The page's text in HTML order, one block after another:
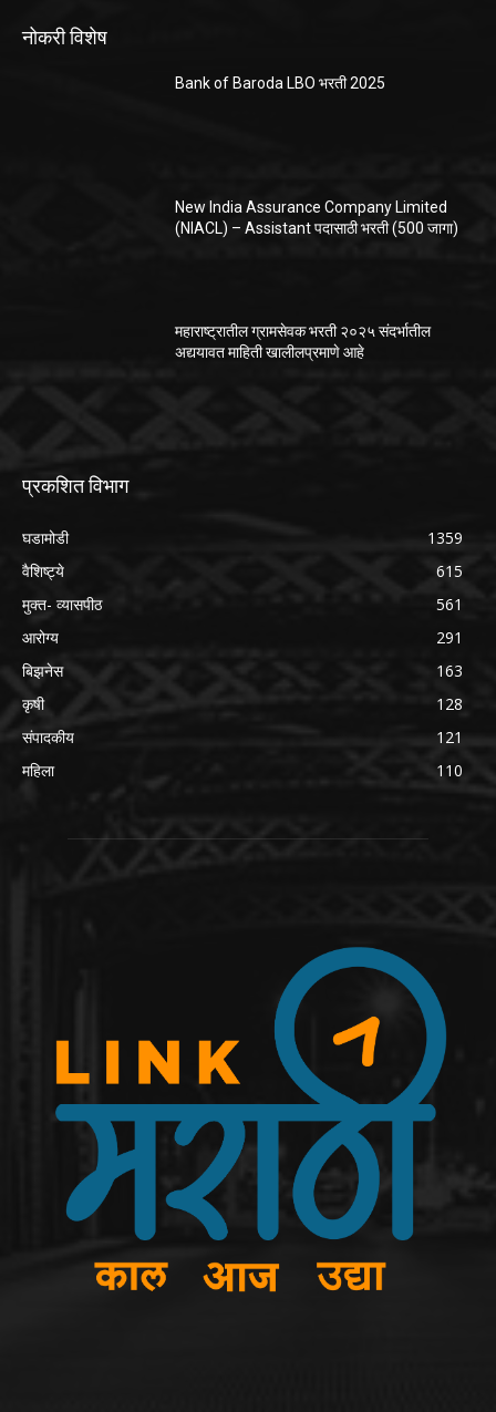
नोकरी विशेष
Bank of Baroda LBO भरती 2025
New India Assurance Company Limited
(NIACL) – Assistant पदासाठी भरती (500 जागा)
महाराष्ट्रातील ग्रामसेवक भरती २०२५ संदर्भातील
अद्ययावत माहिती खालीलप्रमाणे आहे
प्रकशित विभाग
घडामोडी
1359
वैशिष्ट्ये
615
मुक्त- व्यासपीठ
561
आरोग्य
291
बिझनेस
163
कृषी
128
संपादकीय
121
महिला
110